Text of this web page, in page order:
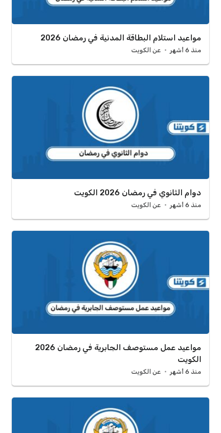
مواعيد استلام البطاقة المدنية في رمضان 2026
منذ 6 أشهر عن الكويت
دوام الثانوي في رمضان 2026 الكويت
منذ 6 أشهر عن الكويت
مواعيد عمل مستوصف الجابرية في رمضان 2026
الكويت
منذ 6 أشهر عن الكويت